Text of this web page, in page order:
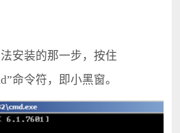
装的那一步，按住
命令符，即小黑窗。